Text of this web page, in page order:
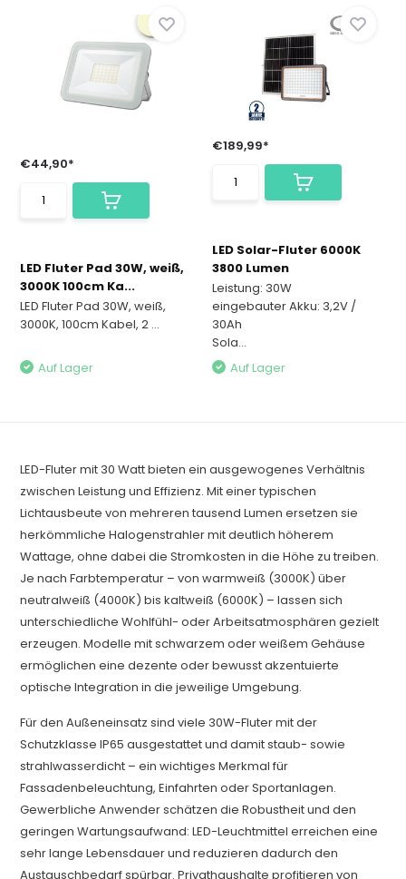
€44,90*
LED Fluter Pad 30W, weiß,
3000K 100cm Ka...
LED Fluter Pad 30W, weiß,
3000K, 100cm Kabel, 2 ...
Auf Lager
€189,99*
LED Solar-Fluter 6000K
3800 Lumen
Leistung: 30W
eingebauter Akku: 3,2V /
30Ah
Sola...
Auf Lager
LED-Fluter mit 30 Watt bieten ein ausgewogenes Verhältnis
zwischen Leistung und Effizienz. Mit einer typischen
Lichtausbeute von mehreren tausend Lumen ersetzen sie
herkömmliche Halogenstrahler mit deutlich höherem
Wattage, ohne dabei die Stromkosten in die Höhe zu treiben.
Je nach Farbtemperatur – von warmweiß (3000K) über
neutralweiß (4000K) bis kaltweiß (6000K) – lassen sich
unterschiedliche Wohlfühl- oder Arbeitsatmosphären gezielt
erzeugen. Modelle mit schwarzem oder weißem Gehäuse
ermöglichen eine dezente oder bewusst akzentuierte
optische Integration in die jeweilige Umgebung.
Für den Außeneinsatz sind viele 30W-Fluter mit der
Schutzklasse IP65 ausgestattet und damit staub- sowie
strahlwasserdicht – ein wichtiges Merkmal für
Fassadenbeleuchtung, Einfahrten oder Sportanlagen.
Gewerbliche Anwender schätzen die Robustheit und den
geringen Wartungsaufwand: LED-Leuchtmittel erreichen eine
sehr lange Lebensdauer und reduzieren dadurch den
Austauschbedarf spürbar. Privathaushalte profitieren von